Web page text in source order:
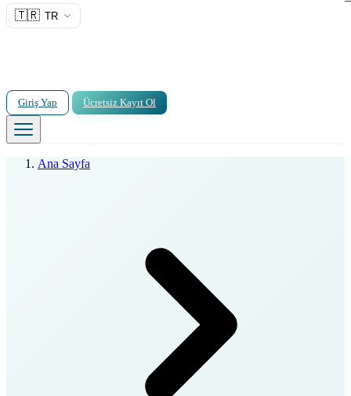
🇹🇷 TR
Giriş Yap Ücretsiz Kayıt Ol
Ana Sayfa